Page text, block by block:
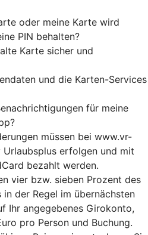
oder meine Karte wird
PIN behalten?
Karte sicher und
und die Karten-Services
für meine
müssen bei www.vr-
erfolgen und mit
bezahlt werden.
vier bzw. sieben Prozent des
in der Regel im übernächsten
Ihr angegebenes Girokonto,
pro Person und Buchung.